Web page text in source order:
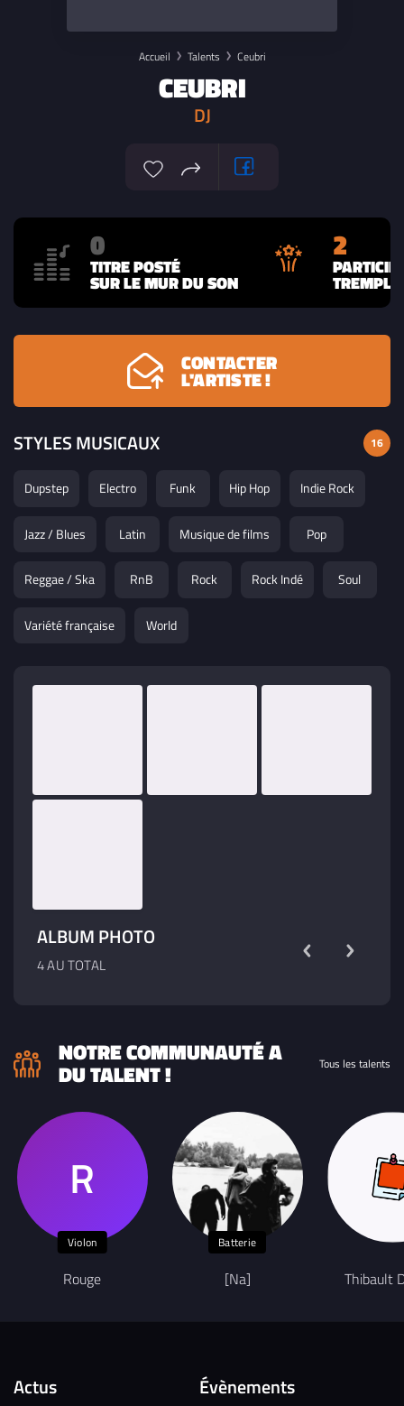
Accueil Talents Ceubri
CEUBRI
DJ
0
TITRE POSTÉ
SUR LE MUR DU SON
2
CONTACTER
L'ARTISTE !
STYLES MUSICAUX 16
Dupstep Electro Funk Hip Hop Indie Rock
Jazz / Blues Latin Musique de films Pop
Reggae / Ska RnB Rock Rock Indé Soul
Variété française World
ALBUM PHOTO
4 AU TOTAL
NOTRE COMMUNAUTÉ A
DU TALENT ! Tous les talents
Violon
Rouge
Batterie
[Na] Thibault
Actus Évènements